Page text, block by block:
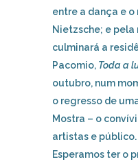
entre a dança e o
Nietzsche; e
culminará a
Pacomio, Toda a
outubro, num
o regresso de
Mostra – o
artistas e público.
Esperamos ter o